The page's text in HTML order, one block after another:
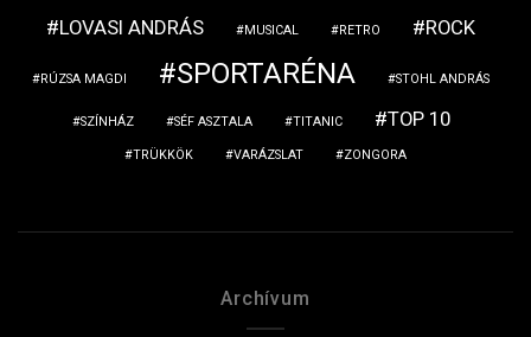
LOVASI ANDRÁS MUSICAL RETRO ROCK
RÚZSA MAGDI SPORTARÉNA STOHL ANDRÁS
SZÍNHÁZ SÉF ASZTALA TITANIC TOP 10
TRÜKKÖK VARÁZSLAT ZONGORA
Archívum